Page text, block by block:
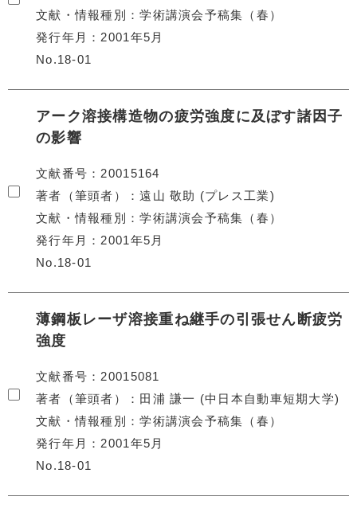
文献・情報種別
学術講演会予稿集（春）
発行年月
2001年5月
No.18-01
アーク溶接構造物の疲労強度に及ぼす諸因子
の影響
文献番号
20015164
著者（筆頭者）
遠山 敬助 (プレス工業)
文献・情報種別
学術講演会予稿集（春）
発行年月
2001年5月
No.18-01
薄鋼板レーザ溶接重ね継手の引張せん断疲労
強度
文献番号
20015081
著者（筆頭者）
田浦 謙一 (中日本自動車短期大学)
文献・情報種別
学術講演会予稿集（春）
発行年月
2001年5月
No.18-01